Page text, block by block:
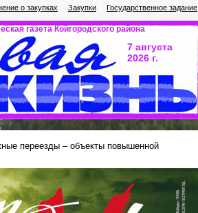
о закупках Закупки Государственное задание
газета Койгородского района
7 августа
2026 г.
переезды – объекты повышенной